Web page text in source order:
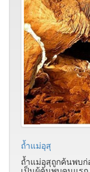
ถ้ำแม่อุสุ
ถ้ำแม่อุสุถูกค้นพบ